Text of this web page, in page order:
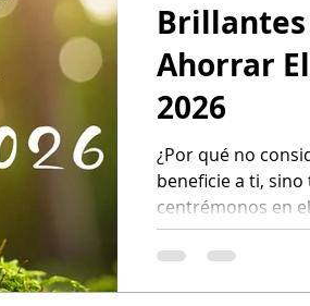
Inicio de servicio de luz En Caso
Electr Paneles Solares
Sin depósito Sin
Ahorrar
2026
¿Por qué no
beneficie a ti, sino
centrémonos en
brillantes